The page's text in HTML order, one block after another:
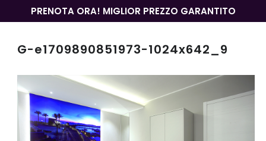
PRENOTA ORA! MIGLIOR PREZZO GARANTITO
G-e1709890851973-1024x642_9